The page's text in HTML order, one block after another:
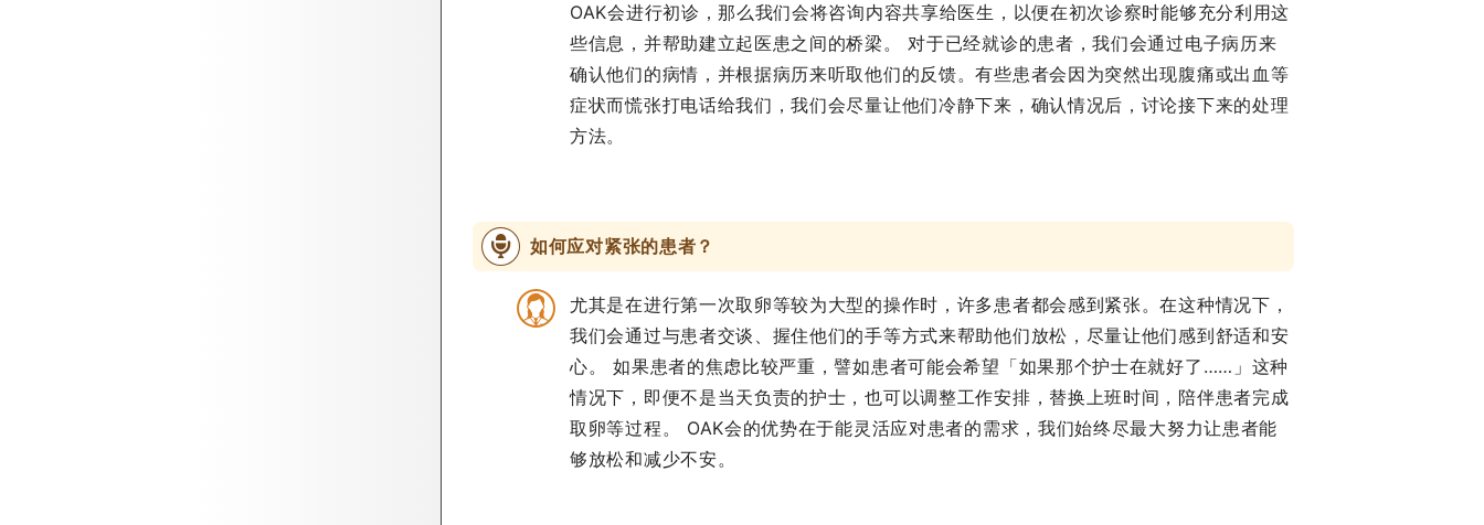
OAK会进行初诊，那么我们会将咨询内容共享给医生，以便在初次诊察时能够充分利用这
些信息，并帮助建立起医患之间的桥梁。 对于已经就诊的患者，我们会通过电子病历来
确认他们的病情，并根据病历来听取他们的反馈。有些患者会因为突然出现腹痛或出血等
症状而慌张打电话给我们，我们会尽量让他们冷静下来，确认情况后，讨论接下来的处理
方法。
如何应对紧张的患者？
尤其是在进行第一次取卵等较为大型的操作时，许多患者都会感到紧张。在这种情况下，
我们会通过与患者交谈、握住他们的手等方式来帮助他们放松，尽量让他们感到舒适和安
心。 如果患者的焦虑比较严重，譬如患者可能会希望「如果那个护士在就好了……」这种
情况下，即便不是当天负责的护士，也可以调整工作安排，替换上班时间，陪伴患者完成
取卵等过程。 OAK会的优势在于能灵活应对患者的需求，我们始终尽最大努力让患者能
够放松和减少不安。